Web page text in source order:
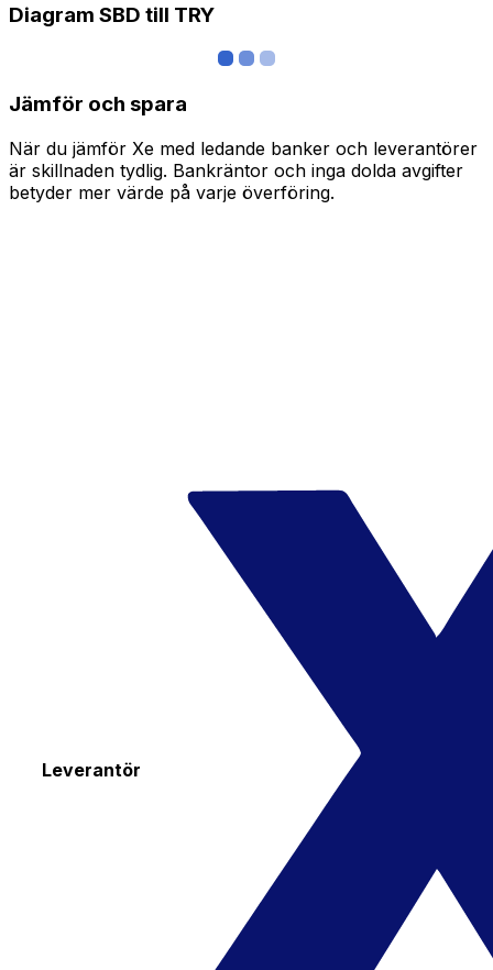
Diagram SBD till TRY
Jämför och spara
När du jämför Xe med ledande banker och leverantörer
är skillnaden tydlig. Bankräntor och inga dolda avgifter
betyder mer värde på varje överföring.
Leverantör